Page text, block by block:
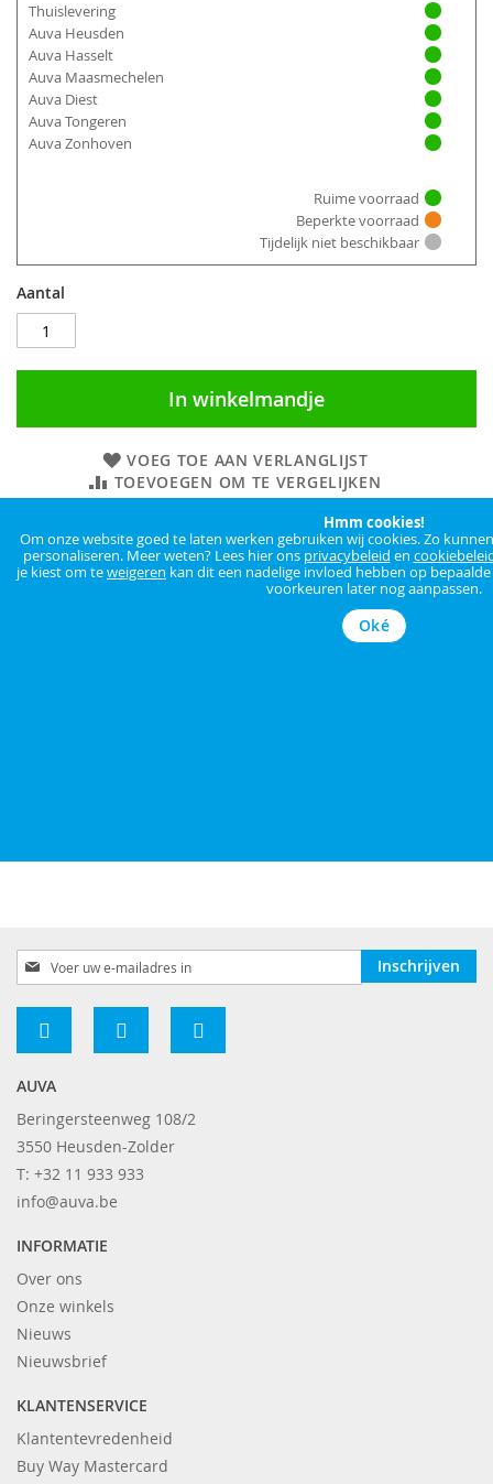
Hmm cookies!
Om onze website goed te laten werken gebruiken wij cookies. Zo
personaliseren. Meer weten? Lees hier ons privacybeleid en
je kiest om teweigeren kan dit een nadelige invloed hebben op
voorkeuren later nog aanpassen.
Oké
Ruime voorraad
Beperkte voorraad
Tijdelijk niet beschikbaar
Thuislevering
Auva Heusden
Auva Hasselt
Auva Maasmechelen
Auva Diest
Auva Tongeren
Auva Zonhoven
Aantal
In winkelmandje
VOEG TOE AAN VERLANGLIJST
TOEVOEGEN OM TE VERGELIJKEN
Gegevens
Cadeaubonnen zijn geldig in al onze AUVA winkels.
Abonneer
u
op
onze
Inschrijven
AUVA
Beringersteenweg 108/2
3550 Heusden-Zolder
T: +32 11 933 933
info@auva.be
INFORMATIE
Over ons
Onze winkels
Nieuws
Nieuwsbrief
KLANTENSERVICE
Klantentevredenheid
Buy Way Mastercard